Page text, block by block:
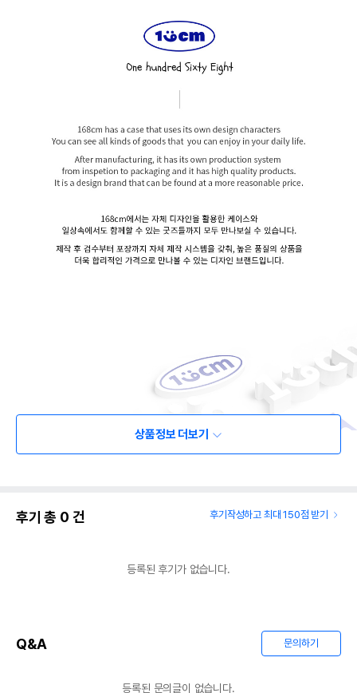
상품정보 더보기
후기 총 0 건 후기작성하고 최대 150점 받기
등록된 후기가 없습니다.
Q&A 문의하기
등록된 문의글이 없습니다.